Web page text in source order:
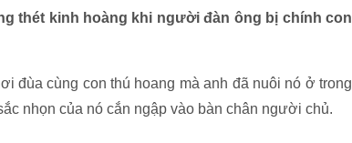
thét kinh hoàng khi người đàn ông bị chính con
đùa cùng con thú hoang mà anh đã nuôi nó ở trong
nhọn của nó cắn ngập vào bàn chân người chủ.